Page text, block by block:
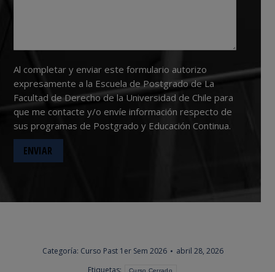
Al completar y enviar este formulario autorizo
expresamente a la Escuela de Postgrado de La
Facultad de Derecho de la Universidad de Chile para
que me contacte y/o envíe información respecto de
sus programas de Postgrado y Educación Continua.
Categoría: Curso Past 1er Sem 2026
abril 28, 2026
Curso Cerrado